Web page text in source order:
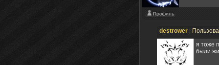
destrower
я тоже
были